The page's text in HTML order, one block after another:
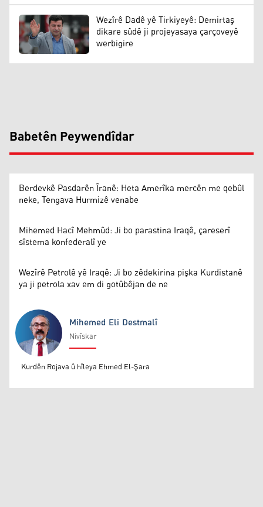
Wezîrê Dadê yê Tirkiyeyê: Demirtaş
dikare sûdê ji projeyasaya çarçoveyê
werbigire
Babetên Peywendîdar
Berdevkê Pasdarên Îranê: Heta Amerîka mercên me qebûl
neke, Tengava Hurmizê venabe
Mihemed Hacî Mehmûd: Ji bo parastina Iraqê, çareserî
sîstema konfederalî ye
Wezîrê Petrolê yê Iraqê: Ji bo zêdekirina pişka Kurdistanê
ya ji petrola xav em di gotûbêjan de ne
Mihemed Eli Destmalî
Mihemed Eli Destmalî
Nivîskar
Kurdên Rojava û hîleya Ehmed El-Şara